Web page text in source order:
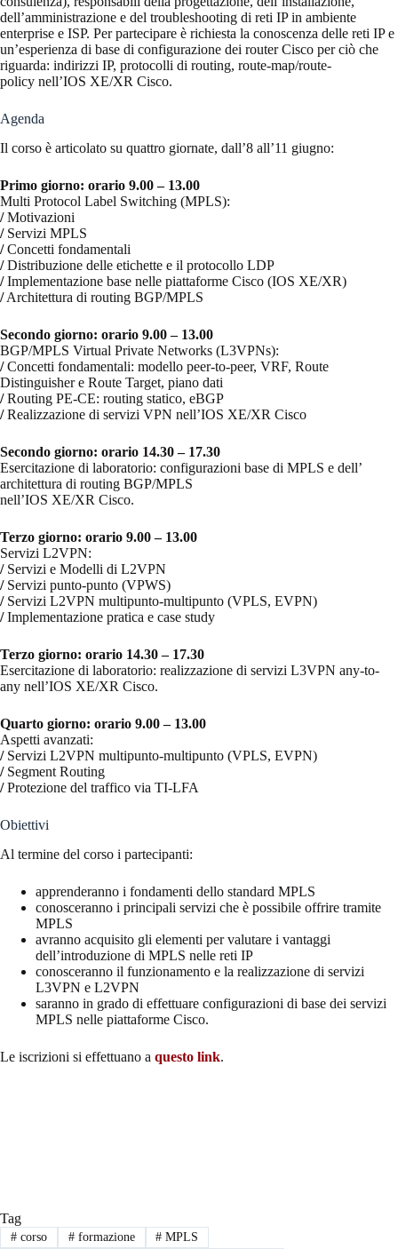
dell’amministrazione e del troubleshooting di reti IP in ambiente
enterprise e ISP. Per partecipare è richiesta la conoscenza delle reti IP e
un’esperienza di base di configurazione dei router Cisco per ciò che
riguarda: indirizzi IP, protocolli di routing, route-map/route-
policy nell’IOS XE/XR Cisco.
Agenda
Il corso è articolato su quattro giornate, dall’8 all’11 giugno:
Primo giorno: orario 9.00 – 13.00
Multi Protocol Label Switching (MPLS):
/Motivazioni
/Servizi MPLS
/Concetti fondamentali
/Distribuzione delle etichette e il protocollo LDP
/Implementazione base nelle piattaforme Cisco (IOS XE/XR)
/Architettura di routing BGP/MPLS
Secondo giorno: orario 9.00 – 13.00
BGP/MPLS Virtual Private Networks (L3VPNs):
/Concetti fondamentali: modello peer-to-peer, VRF, Route
Distinguisher e Route Target, piano dati
/Routing PE-CE: routing statico, eBGP
/Realizzazione di servizi VPN nell’IOS XE/XR Cisco
Secondo giorno: orario 14.30 – 17.30
Esercitazione di laboratorio: configurazioni base di MPLS e dell’
architettura di routing BGP/MPLS
nell’IOS XE/XR Cisco.
Terzo giorno: orario 9.00 – 13.00
Servizi L2VPN:
/Servizi e Modelli di L2VPN
/Servizi punto-punto (VPWS)
/Servizi L2VPN multipunto-multipunto (VPLS, EVPN)
/Implementazione pratica e case study
Terzo giorno: orario 14.30 – 17.30
Esercitazione di laboratorio: realizzazione di servizi L3VPN any-to-
any nell’IOS XE/XR Cisco.
Quarto giorno: orario 9.00 – 13.00
Aspetti avanzati:
/Servizi L2VPN multipunto-multipunto (VPLS, EVPN)
/Segment Routing
/Protezione del traffico via TI-LFA
Obiettivi
Al termine del corso i partecipanti:
apprenderanno i fondamenti dello standard MPLS
conosceranno i principali servizi che è possibile offrire tramite
MPLS
avranno acquisito gli elementi per valutare i vantaggi
dell’introduzione di MPLS nelle reti IP
conosceranno il funzionamento e la realizzazione di servizi
L3VPN e L2VPN
saranno in grado di effettuare configurazioni di base dei servizi
MPLS nelle piattaforme Cisco.
Le iscrizioni si effettuano a questo link.
Tag
#corso #formazione # MPLS